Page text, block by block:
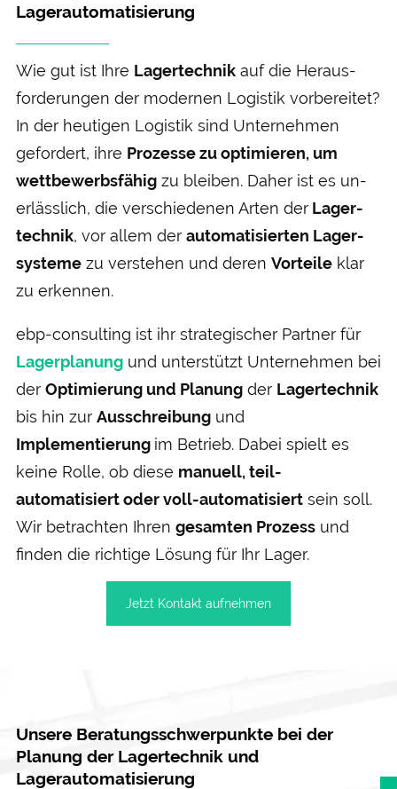
Lagerautomatisierung
Wie gut ist Ihre Lager­technikauf die Heraus­
forderungen der modernen Logistik vor­bereitet?
In der heutigen Logistik sind Unter­nehmen
gefordert, ihre Prozesse zu optimieren, um
wett­bewerbs­fähigzu bleiben. Daher ist es un­
erlässlich, die verschiedenen Arten derLager­
technik, vor allem der automatisierten Lager­
systemezu verstehen und deren Vor­teileklar
zu erkennen.
ebp-consulting ist ihr strategischer Partner für
Lagerplanungund unterstützt Unternehmen bei
der Optimierung und Planungder Lager­technik
bis hin zur Aus­schreibungund
Implementierung im Betrieb. Dabei spielt es
keine Rolle, ob diese manuell, teil-
automatisiert oder voll-automatisiertsein soll.
Wir betrachten Ihren gesamten Prozessund
finden die richtige Lösung für Ihr Lager.
Jetzt Kontakt aufnehmen
Unsere Beratungsschwerpunkte bei der
Planung der Lagertechnik und
Lagerautomatisierung